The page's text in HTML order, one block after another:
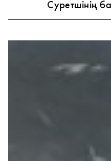
Суретшінің